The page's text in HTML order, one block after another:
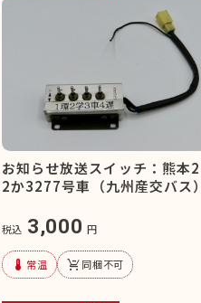
お知らせ放送スイッチ：熊本2
2か3277号車（九州産交バス）
税込 3,000 円
device_thermostat 常温 remove_shopping_cart同梱不可